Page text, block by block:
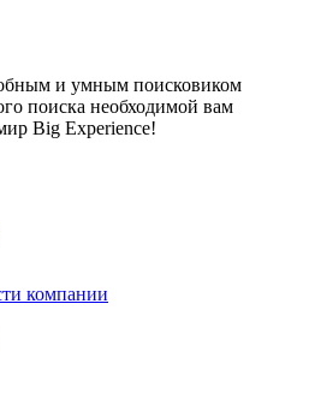
и умным поисковиком
поиска необходимой вам
Big Experience!
компании